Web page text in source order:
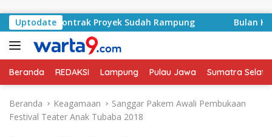
Uptodate
Kontrak Proyek Sudah Rampung Bulan
Beranda REDAKSI Lampung Pulau Jawa Sumatra
Beranda Keagamaan
Sanggar Pakem Awali Pembukaan
Festival Teater Anak Tubaba 2018